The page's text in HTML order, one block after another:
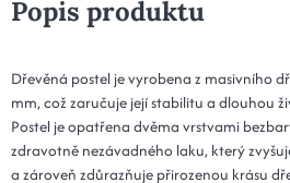
Popis produktu
Dřevěná postel je vyrobena z masivního
mm, což zaručuje její stabilitu a dlouhou
Postel je opatřena dvěma vrstvami
zdravotně nezávadného laku, který
a zároveň zdůrazňuje přirozenou krásu